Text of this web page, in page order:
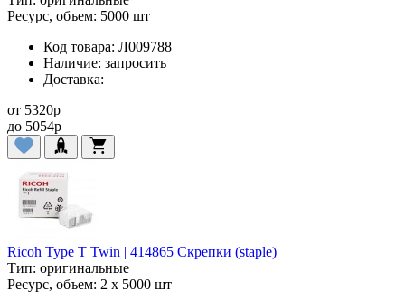
Ресурс, объем: 5000 шт
Код товара: Л009788
Наличие: запросить
Доставка:
от 5320p
до 5054p
Ricoh Type T Twin | 414865 Скрепки (staple)
Тип: оригинальные
Ресурс, объем: 2 x 5000 шт